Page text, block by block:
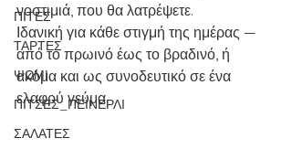
ΠΙΤΕΣ
ΤΑΡΤΕΣ
ΨΩΜΙ
ΠΙΤΣΕΣ_ΠΕΪΝΕΡΛΙ
ΣΑΛΑΤΕΣ
νοστιμιά, που θα λατρέψετε.
Ιδανική για κάθε στιγμή της ημέρας —
από το πρωινό έως το βραδινό, ή
ακόμα και ως συνοδευτικό σε ένα
ελαφρύ γεύμα.